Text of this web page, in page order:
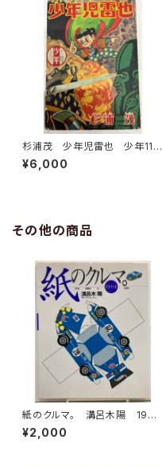
杉浦茂 少年児雷也 少年11月
号付録 1956年 光文社
¥6,000
その他の商品
紙のクルマ。 溝呂木陽 1994
年初版の1996年重刷 二玄社
¥2,000